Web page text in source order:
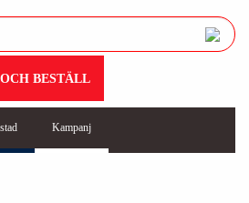
BESTÄLL
Kampanj